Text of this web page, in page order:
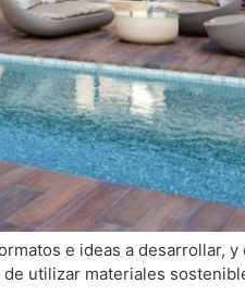
e ideas a desarrollar, y
utilizar materiales